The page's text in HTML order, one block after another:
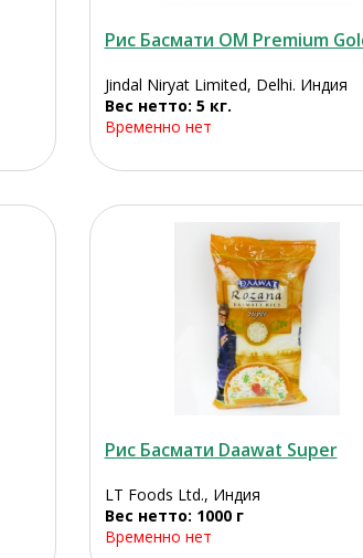
Рис Басмати OM Premium
Jindal Niryat Limited, Delhi. Индия
Вес нетто: 5 кг.
Временно нет
Рис Басмати Daawat Super
LT Foods Ltd., Индия
Вес нетто: 1000 г
Временно нет